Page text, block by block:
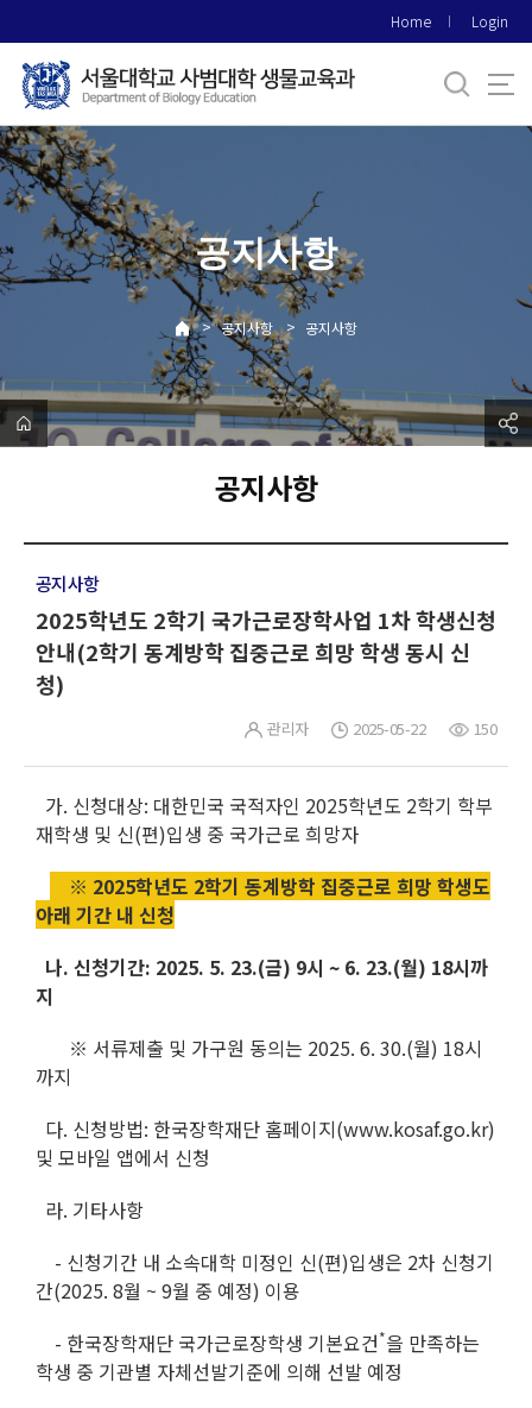
로
메
뉴
Home Login
공지사항
> 공지사항 > 공지사항
공지사항
공지사항
2025학년도 2학기 국가근로장학사업 1차 학생신청
안내(2학기 동계방학 집중근로 희망 학생 동시 신
청)
관리자 2025-05-22 150
가. 신청대상: 대한민국 국적자인 2025학년도 2학기 학부
재학생 및 신(편)입생 중 국가근로 희망자
※ 2025학년도 2학기 동계방학 집중근로 희망 학생도
아래 기간 내 신청
나. 신청기간: 2025. 5. 23.(금) 9시 ~ 6. 23.(월) 18시까
지
※ 서류제출 및 가구원 동의는 2025. 6. 30.(월) 18시
까지
다. 신청방법: 한국장학재단 홈페이지(www.kosaf.go.kr)
및 모바일 앱에서 신청
라. 기타사항
- 신청기간 내 소속대학 미정인 신(편)입생은 2차 신청기
간(2025. 8월 ~ 9월 중 예정) 이용
- 한국장학재단 국가근로장학생 기본요건*을 만족하는
학생 중 기관별 자체선발기준에 의해 선발 예정